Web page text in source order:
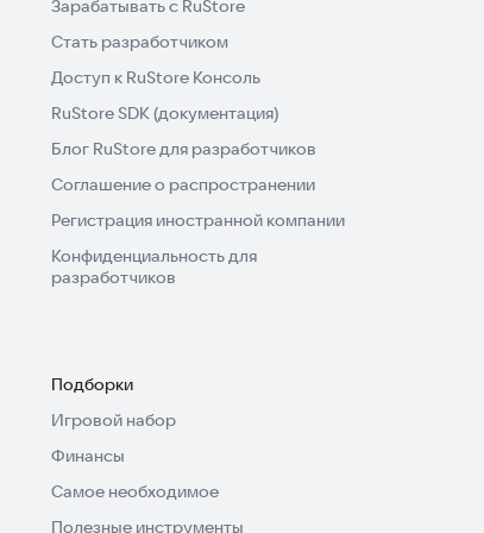
Зарабатывать с RuStore
Стать разработчиком
Доступ к RuStore Консоль
RuStore SDK (документация)
Блог RuStore для разработчиков
Соглашение о распространении
Регистрация иностранной компании
Конфиденциальность для
разработчиков
Подборки
Игровой набор
Финансы
Самое необходимое
Полезные инструменты